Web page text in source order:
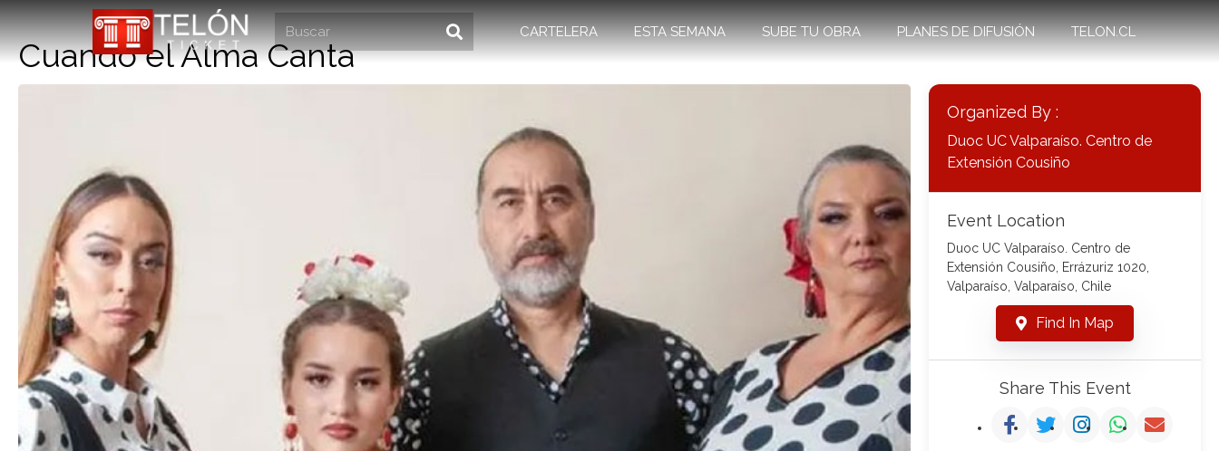
CARTELERA ESTA SEMANA SUBE TU OBRA PLANES DE DIFUSIÓN TELON.CL
Cuando el Alma Canta
Organized By :
Duoc UC Valparaíso. Centro de
Extensión Cousiño
Event Location
Duoc UC Valparaíso. Centro de
Extensión Cousiño, Errázuriz 1020,
Valparaíso, Valparaíso, Chile
Find In Map
Share This Event